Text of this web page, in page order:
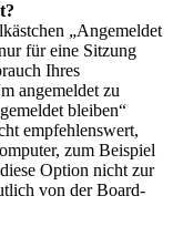
„Angemeldet
für eine Sitzung
Ihres
angemeldet zu
bleiben“
empfehlenswert,
zum Beispiel
Option nicht zur
von der Board-